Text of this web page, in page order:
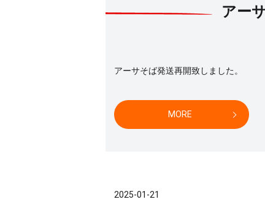
アー
アーサそば発送再開致しました。
MORE
2025-01-21